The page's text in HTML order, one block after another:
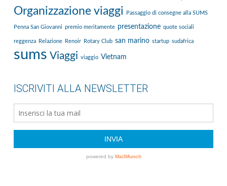
Organizzazione viaggi Passaggio di consegne alla SUMS
Penna San Giovanni premio meritamente presentazione quote sociali
reggenza Relazione Renoir Rotary Club san marino startup sudafrica
sums Viaggi viaggio Vietnam
ISCRIVITI ALLA NEWSLETTER